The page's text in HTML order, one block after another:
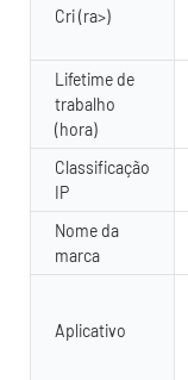
Cri (ra>)
Lifetime de
trabalho
(hora)
Classificação
IP
Nome da
marca
Aplicativo